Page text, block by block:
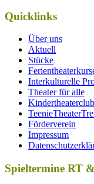
Quicklinks
Über uns
Aktuell
Stücke
Interkulturelle
Theater für alle
Kindertheaterclub
Förderverein
Impressum
Spieltermine RT